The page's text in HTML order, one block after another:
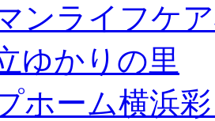
ンライフケ
ゆかりの里
ホーム横浜